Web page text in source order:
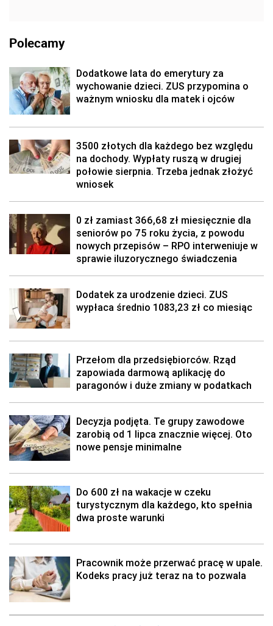
Polecamy
Dodatkowe lata do emerytury za
wychowanie dzieci. ZUS przypomina o
ważnym wniosku dla matek i ojców
3500 złotych dla każdego bez względu
na dochody. Wypłaty ruszą w drugiej
połowie sierpnia. Trzeba jednak złożyć
wniosek
0 zł zamiast 366,68 zł miesięcznie dla
seniorów po 75 roku życia, z powodu
nowych przepisów – RPO interweniuje w
sprawie iluzorycznego świadczenia
Dodatek za urodzenie dzieci. ZUS
wypłaca średnio 1083,23 zł co miesiąc
Przełom dla przedsiębiorców. Rząd
zapowiada darmową aplikację do
paragonów i duże zmiany w podatkach
Decyzja podjęta. Te grupy zawodowe
zarobią od 1 lipca znacznie więcej. Oto
nowe pensje minimalne
Do 600 zł na wakacje w czeku
turystycznym dla każdego, kto spełnia
dwa proste warunki
Pracownik może przerwać pracę w upale.
Kodeks pracy już teraz na to pozwala